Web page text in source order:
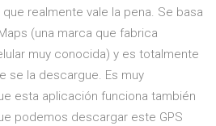
realmente vale la pena. Se basa
(una marca que fabrica
muy conocida) y es totalmente
se la descargue. Es muy
esta aplicación funciona también
podemos descargar este GPS